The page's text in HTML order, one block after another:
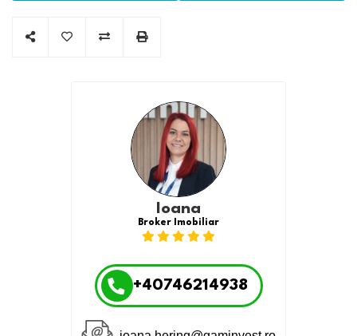
Ioana
Broker Imobiliar
+40746214938